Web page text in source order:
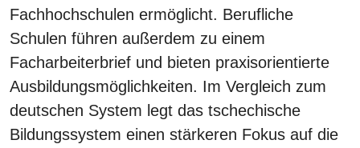
Fachhochschulen ermöglicht. Berufliche
Schulen führen außerdem zu einem
Facharbeiterbrief und bieten praxisorientierte
Ausbildungsmöglichkeiten. Im Vergleich zum
deutschen System legt das tschechische
Bildungssystem einen stärkeren Fokus auf die